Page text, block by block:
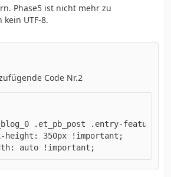
Phase5 ist nicht mehr zu
UTF-8.
Code Nr.2
auto !important;